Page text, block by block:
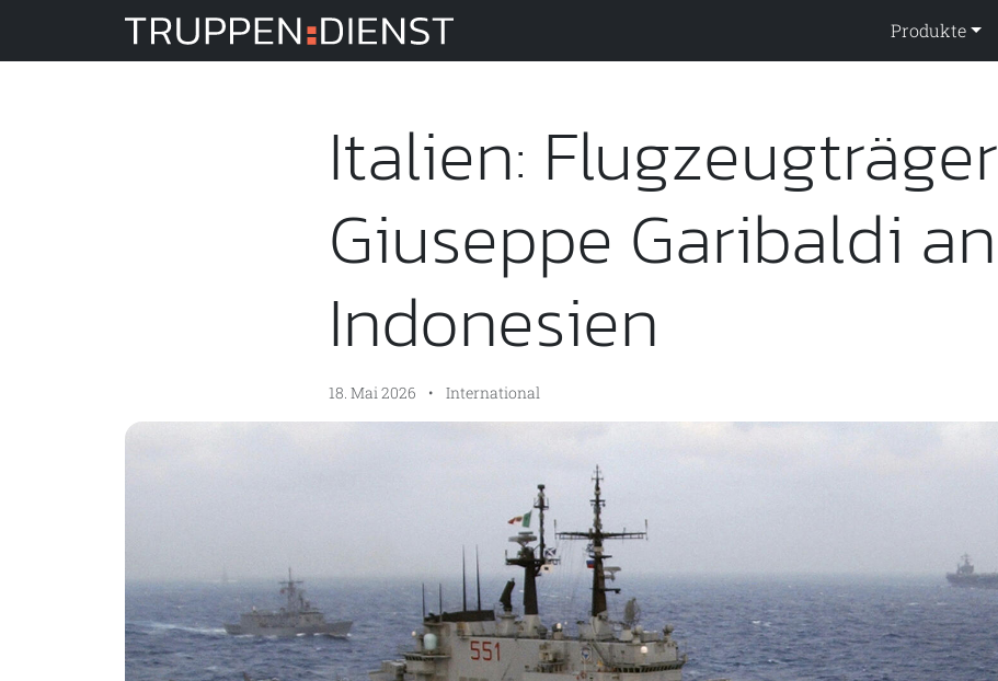
Truppendienst Produkte
Italien: Flugzeugträger
Giuseppe Garibaldi an
Indonesien
18. Mai 2026 • International